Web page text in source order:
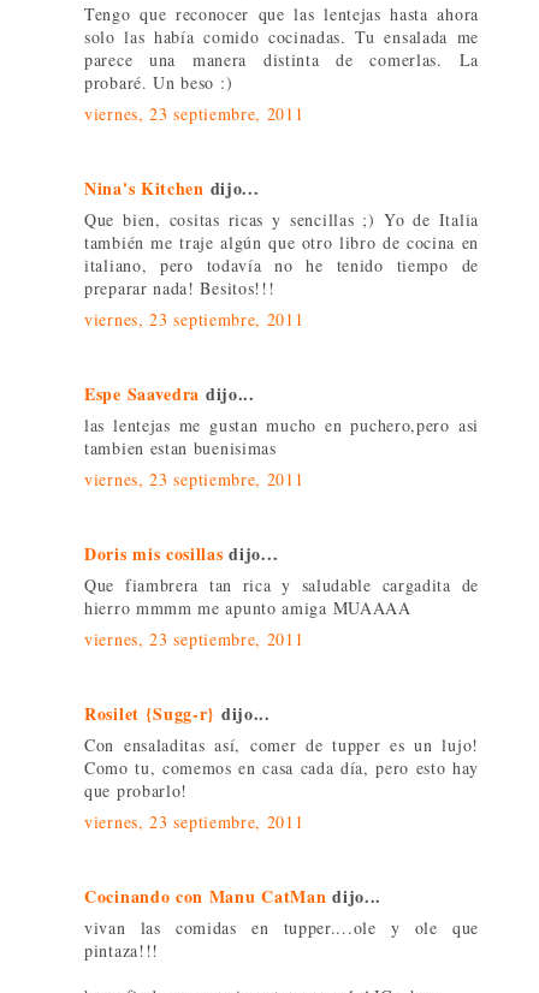
Tengo que reconocer que las lentejas hasta ahora
solo las había comido cocinadas. Tu ensalada me
parece una manera distinta de comerlas. La
probaré. Un beso :)
viernes, 23 septiembre, 2011
Nina's Kitchen dijo...
Que bien, cositas ricas y sencillas ;) Yo de Italia
también me traje algún que otro libro de cocina en
italiano, pero todavía no he tenido tiempo de
preparar nada! Besitos!!!
viernes, 23 septiembre, 2011
Espe Saavedra dijo...
las lentejas me gustan mucho en puchero,pero asi
tambien estan buenisimas
viernes, 23 septiembre, 2011
Doris mis cosillas dijo...
Que fiambrera tan rica y saludable cargadita de
hierro mmmm me apunto amiga MUAAAA
viernes, 23 septiembre, 2011
Rosilet {Sugg-r} dijo...
Con ensaladitas así, comer de tupper es un lujo!
Como tu, comemos en casa cada día, pero esto hay
que probarlo!
viernes, 23 septiembre, 2011
Cocinando con Manu CatMan dijo...
vivan las comidas en tupper....ole y ole que
pintaza!!!